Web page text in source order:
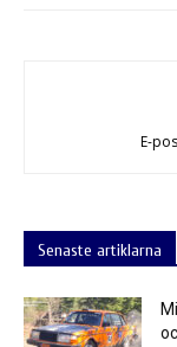
E-
Senaste artiklarna